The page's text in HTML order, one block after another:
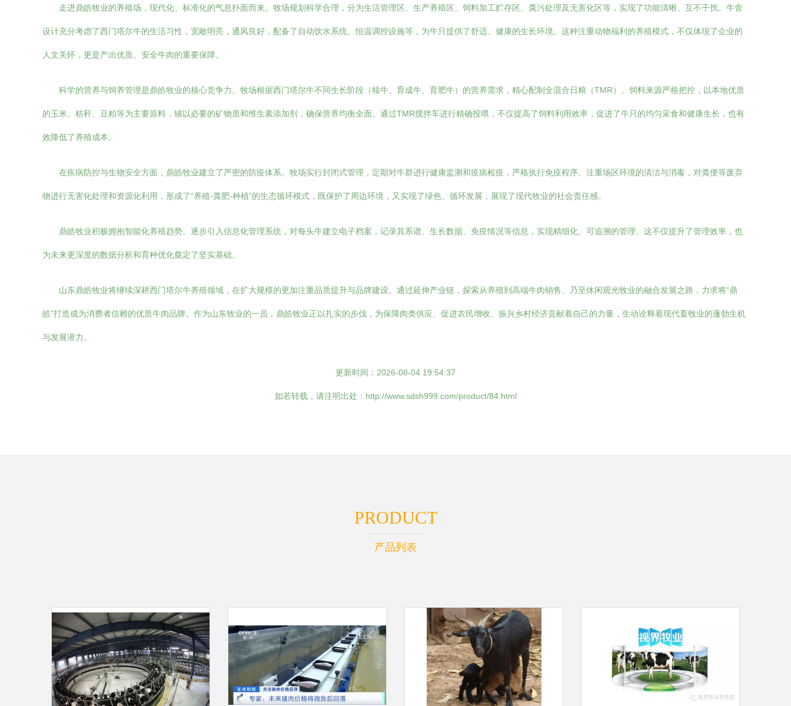
走进鼎皓牧业的养殖场，现代化、标准化的气息扑面而来。牧场规划科学合理，分为生活管理区、生产养殖区、饲料加工贮存区、粪污处理及无害化区等，实现了功能清晰、互不干扰。牛舍
设计充分考虑了西门塔尔牛的生活习性，宽敞明亮，通风良好，配备了自动饮水系统、恒温调控设施等，为牛只提供了舒适、健康的生长环境。这种注重动物福利的养殖模式，不仅体现了企业的
人文关怀，更是产出优质、安全牛肉的重要保障。
科学的营养与饲养管理是鼎皓牧业的核心竞争力。牧场根据西门塔尔牛不同生长阶段（犊牛、育成牛、育肥牛）的营养需求，精心配制全混合日粮（TMR）。饲料来源严格把控，以本地优质
的玉米、秸秆、豆粕等为主要原料，辅以必要的矿物质和维生素添加剂，确保营养均衡全面。通过TMR搅拌车进行精确投喂，不仅提高了饲料利用效率，促进了牛只的均匀采食和健康生长，也有
效降低了养殖成本。
在疾病防控与生物安全方面，鼎皓牧业建立了严密的防疫体系。牧场实行封闭式管理，定期对牛群进行健康监测和疫病检疫，严格执行免疫程序。注重场区环境的清洁与消毒，对粪便等废弃
物进行无害化处理和资源化利用，形成了“养殖-粪肥-种植”的生态循环模式，既保护了周边环境，又实现了绿色、循环发展，展现了现代牧业的社会责任感。
鼎皓牧业积极拥抱智能化养殖趋势。逐步引入信息化管理系统，对每头牛建立电子档案，记录其系谱、生长数据、免疫情况等信息，实现精细化、可追溯的管理。这不仅提升了管理效率，也
为未来更深度的数据分析和育种优化奠定了坚实基础。
山东鼎皓牧业将继续深耕西门塔尔牛养殖领域，在扩大规模的更加注重品质提升与品牌建设。通过延伸产业链，探索从养殖到高端牛肉销售、乃至休闲观光牧业的融合发展之路，力求将“鼎
皓”打造成为消费者信赖的优质牛肉品牌。作为山东牧业的一员，鼎皓牧业正以扎实的步伐，为保障肉类供应、促进农民增收、振兴乡村经济贡献着自己的力量，生动诠释着现代畜牧业的蓬勃生机
与发展潜力。
更新时间：2026-08-04 19:54:37
如若转载，请注明出处：http://www.sdsh999.com/product/84.html
PRODUCT
产品列表